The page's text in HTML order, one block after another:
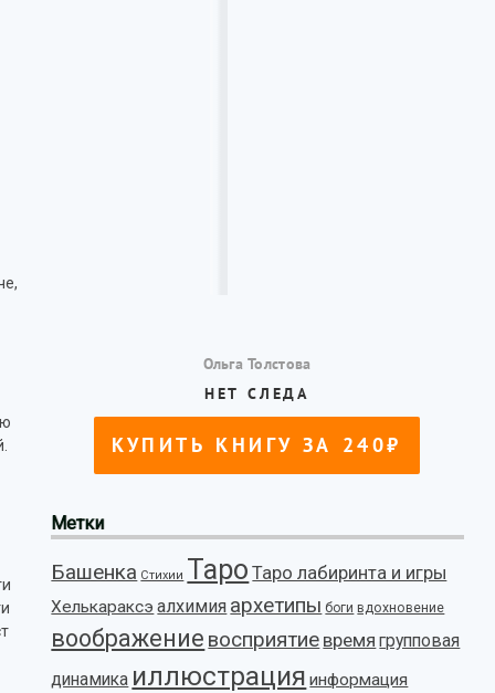
Метки
Башенка Стихии Таро Таро лабиринта и игры
Хелькараксэ алхимия архетипы боги вдохновение
воображение восприятие время групповая
динамика иллюстрация информация